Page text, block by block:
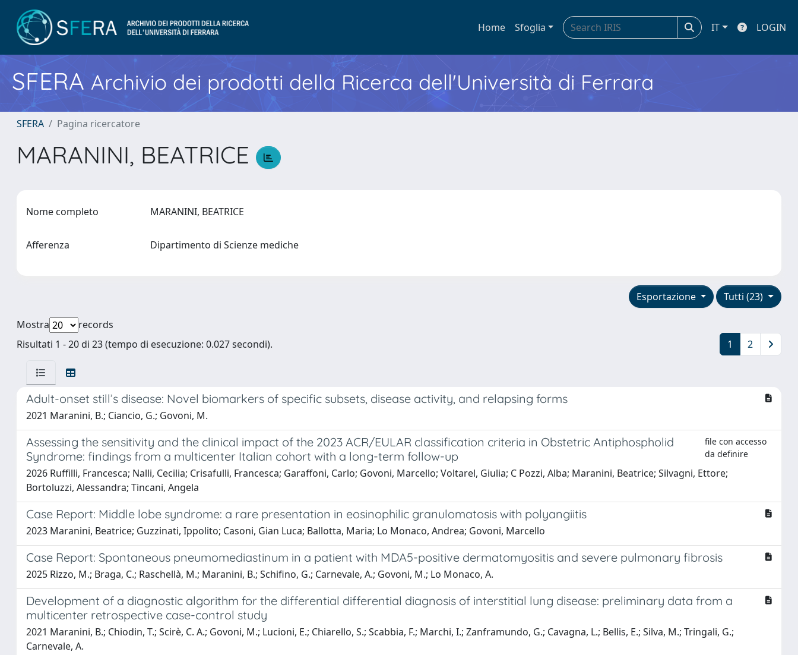
Home Sfoglia IT LOGIN
SFERA Archivio dei prodotti della Ricerca dell'Università di Ferrara
SFERA Pagina ricercatore
MARANINI, BEATRICE
Nome completo MARANINI, BEATRICE
Afferenza Dipartimento di Scienze mediche
Tutti (23)
Esportazione
Mostra
records
Risultati 1 - 20 di 23 (tempo di esecuzione: 0.027 secondi).
1 2
Adult-onset still’s disease: Novel biomarkers of specific subsets, disease activity, and relapsing forms
2021 Maranini, B.; Ciancio, G.; Govoni, M.
Assessing the sensitivity and the clinical impact of the 2023 ACR/EULAR classification criteria in Obstetric Antiphospholid
Syndrome: findings from a multicenter Italian cohort with a long-term follow-up
file con accesso
da definire
2026 Ruffilli, Francesca; Nalli, Cecilia; Crisafulli, Francesca; Garaffoni, Carlo; Govoni, Marcello; Voltarel, Giulia; C Pozzi, Alba; Maranini, Beatrice; Silvagni, Ettore;
Bortoluzzi, Alessandra; Tincani, Angela
Case Report: Middle lobe syndrome: a rare presentation in eosinophilic granulomatosis with polyangiitis
2023 Maranini, Beatrice; Guzzinati, Ippolito; Casoni, Gian Luca; Ballotta, Maria; Lo Monaco, Andrea; Govoni, Marcello
Case Report: Spontaneous pneumomediastinum in a patient with MDA5-positive dermatomyositis and severe pulmonary fibrosis
2025 Rizzo, M.; Braga, C.; Raschellà, M.; Maranini, B.; Schifino, G.; Carnevale, A.; Govoni, M.; Lo Monaco, A.
Development of a diagnostic algorithm for the differential differential diagnosis of interstitial lung disease: preliminary data from a
multicenter retrospective case-control study
2021 Maranini, B.; Chiodin, T.; Scirè, C. A.; Govoni, M.; Lucioni, E.; Chiarello, S.; Scabbia, F.; Marchi, I.; Zanframundo, G.; Cavagna, L.; Bellis, E.; Silva, M.; Tringali, G.;
Carnevale, A.